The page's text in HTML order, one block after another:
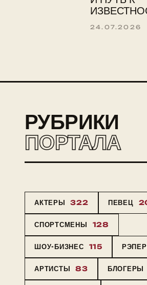
24.07.2026
РУБРИКИ
ПОРТАЛА
АКТЕРЫ 322 ПЕВЕЦ
СПОРТСМЕНЫ 128
ШОУ-БИЗНЕС 115
АРТИСТЫ 83 БЛОГЕРЫ